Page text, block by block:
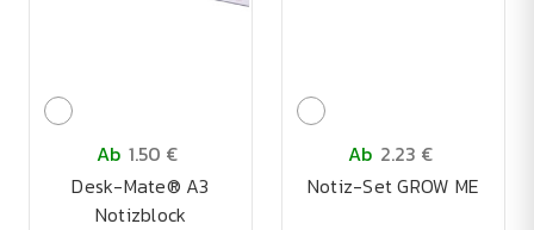
Ab 1.50 €
Desk-Mate® A3
Notizblock
Ab 2.23 €
Notiz-Set GROW ME